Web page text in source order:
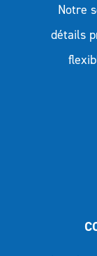
Notre
détails